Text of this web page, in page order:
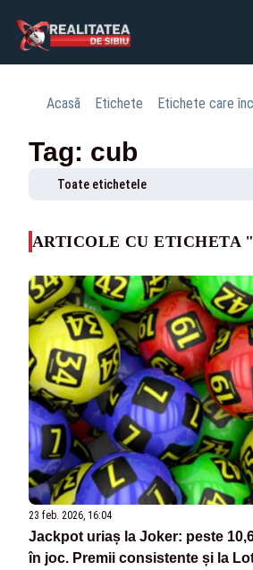
Acasă Etichete Etichete care
Tag: cub
Toate etichetele
ARTICOLE CU ETICHETA
23 feb. 2026, 16:04
Jackpot uriaș la Joker: peste
în joc. Premii consistente și la